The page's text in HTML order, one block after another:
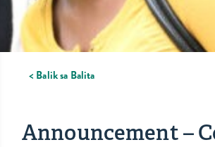
< Balik sa Balita
Announcement –